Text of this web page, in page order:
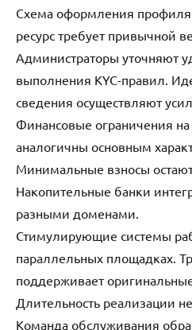
Схема оформления
ресурс требует привычной
Администраторы уточняют
выполнения KYC-правил.
сведения осуществляют
Финансовые ограничения
аналогичны основным
Минимальные взносы
Накопительные банки
разными доменами.
Стимулирующие системы
параллельных площадках.
поддерживает
Длительность реализации
Команда обслуживания